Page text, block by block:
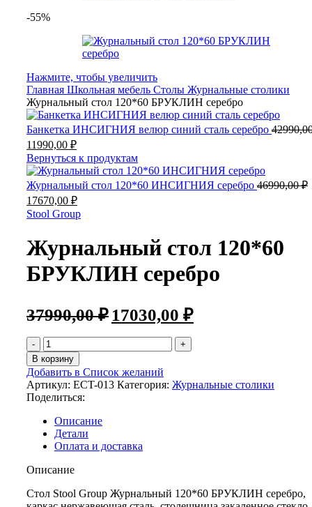
-55%
Нажмите, чтобы увеличить
Главная Школьная мебель Столы Журнальные столики
Журнальный стол 120*60 БРУКЛИН серебро
Банкетка ИНСИГНИЯ велюр синий сталь серебро
11990,00 ₽
Вернуться к продуктам
Журнальный стол 120*60 ИНСИГНИЯ серебро 46990,00₽
17670,00 ₽
Stool Group
Журнальный стол 120*60
БРУКЛИН серебро
37990,00₽ 17030,00 ₽
В корзину
Добавить в Список желаний
Артикул: ECT-013 Категория: Журнальные столики
Поделиться:
Описание
Детали
Оплата и доставка
Описание
Стол Stool Group Журнальный 120*60 БРУКЛИН серебро,